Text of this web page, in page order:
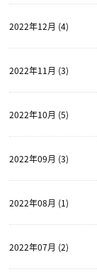
2022年12月 (4)
2022年11月 (3)
2022年10月 (5)
2022年09月 (3)
2022年08月 (1)
2022年07月 (2)